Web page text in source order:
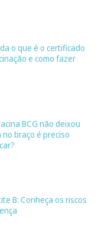
o que é o certificado
e como fazer
BCG não deixou
no braço é preciso
B: Conheça os riscos